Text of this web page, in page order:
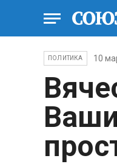
ПОЛИТИКА 10